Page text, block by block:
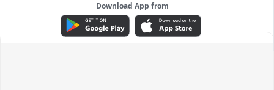
Download App from
ADVERTISEMENT